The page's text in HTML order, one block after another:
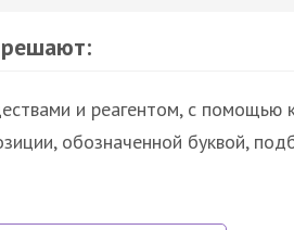
решают:
и реагентом, c помощью
обозначенной буквой,